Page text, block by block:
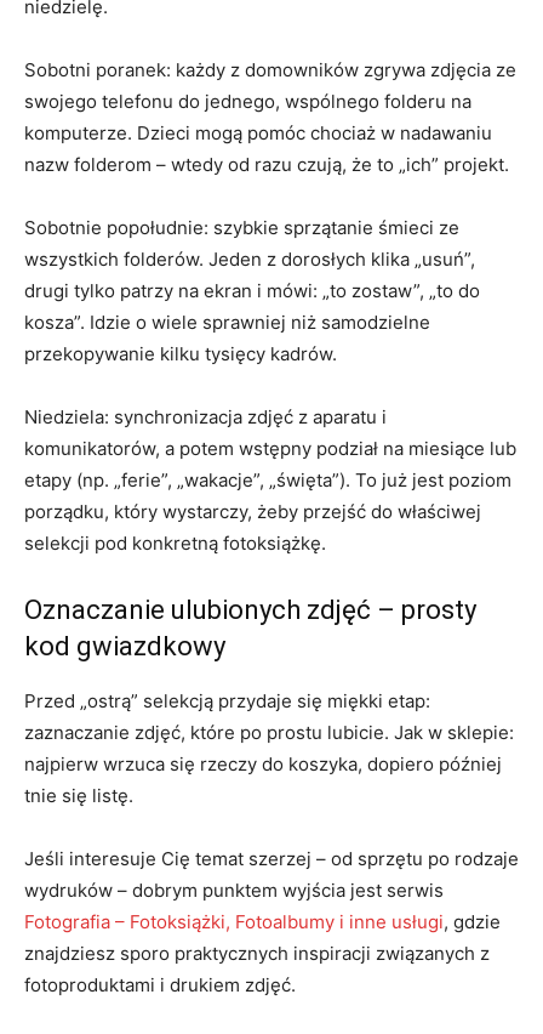
niedzielę.
Sobotni poranek: każdy z domowników zgrywa zdjęcia ze
swojego telefonu do jednego, wspólnego folderu na
komputerze. Dzieci mogą pomóc chociaż w nadawaniu
nazw folderom – wtedy od razu czują, że to „ich” projekt.
Sobotnie popołudnie: szybkie sprzątanie śmieci ze
wszystkich folderów. Jeden z dorosłych klika „usuń”,
drugi tylko patrzy na ekran i mówi: „to zostaw”, „to do
kosza”. Idzie o wiele sprawniej niż samodzielne
przekopywanie kilku tysięcy kadrów.
Niedziela: synchronizacja zdjęć z aparatu i
komunikatorów, a potem wstępny podział na miesiące lub
etapy (np. „ferie”, „wakacje”, „święta”). To już jest poziom
porządku, który wystarczy, żeby przejść do właściwej
selekcji pod konkretną fotoksiążkę.
Oznaczanie ulubionych zdjęć – prosty
kod gwiazdkowy
Przed „ostrą” selekcją przydaje się miękki etap:
zaznaczanie zdjęć, które po prostu lubicie. Jak w sklepie:
najpierw wrzuca się rzeczy do koszyka, dopiero później
tnie się listę.
Jeśli interesuje Cię temat szerzej – od sprzętu po rodzaje
wydruków – dobrym punktem wyjścia jest serwis
Fotografia – Fotoksiążki, Fotoalbumy i inne usługi, gdzie
znajdziesz sporo praktycznych inspiracji związanych z
fotoproduktami i drukiem zdjęć.